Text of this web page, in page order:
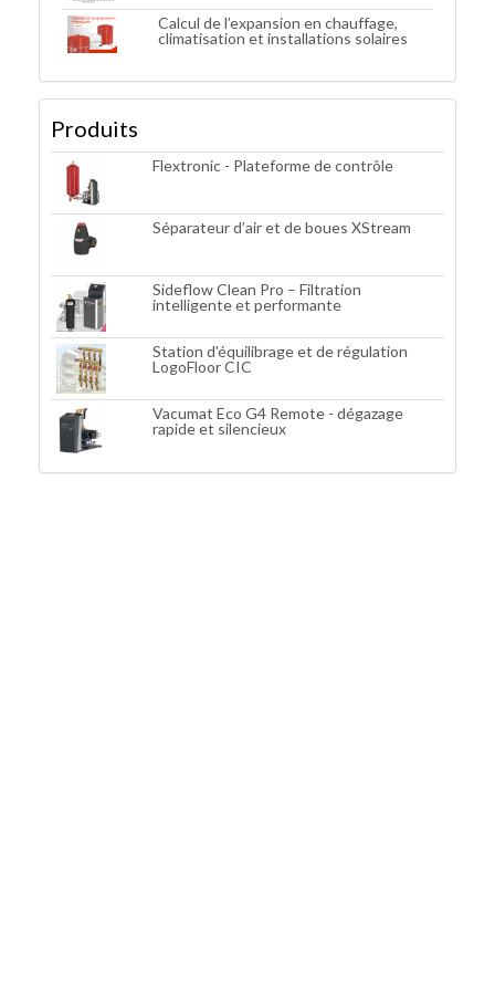
Calcul de l’expansion en chauffage,
climatisation et installations solaires
Produits
Flextronic - Plateforme de contrôle
Séparateur d’air et de boues XStream
Sideflow Clean Pro – Filtration
intelligente et performante
Station d'équilibrage et de régulation
LogoFloor CIC
Vacumat Eco G4 Remote - dégazage
rapide et silencieux